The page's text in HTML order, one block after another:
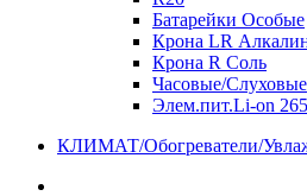
Батарейки Особые
Крона LR
Крона R Соль
Часовые/Слуховые
Элем.пит.Li-on
КЛИМАТ/Обогреватели/